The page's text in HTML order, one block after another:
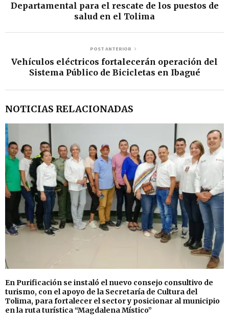
Departamental para el rescate de los puestos de
salud en el Tolima
POST ANTERIOR
Vehículos eléctricos fortalecerán operación del
Sistema Público de Bicicletas en Ibagué
NOTICIAS RELACIONADAS
En Purificación se instaló el nuevo consejo consultivo de
turismo, con el apoyo de la Secretaría de Cultura del
Tolima, para fortalecer el sector y posicionar al municipio
en la ruta turística “Magdalena Místico”